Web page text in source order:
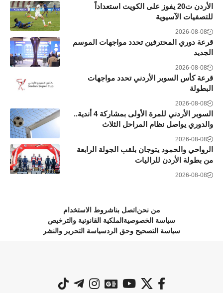
الأردن ت20 يفوز على الكويت استعداداً
للتصفيات الآسيوية
2026-08-08
قرعة دوري المحترفين تحدد مواجهات الموسم
الجديد
2026-08-08
قرعة كأس السوبر الأردني تحدد مواجهات
البطولة
2026-08-08
السوبر الأردني للمرة الأولى بمشاركة 4 أندية..
والدوري يواصل نظام المراحل الثلاث
2026-08-08
الرواحي والحمود يتوجان بلقب الجولة الرابعة
من بطولة الأردن للراليات
2026-08-08
من نحن اتصل بناشروط الاستخدام
سياسة الخصوصية الملكية القانونية والترخيص
سياسة التصحيح وحق الردسياسة التحرير والنشر